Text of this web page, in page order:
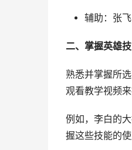
辅助：张
二、掌握英雄
熟悉并掌握所
观看教学视频
例如，李白的
握这些技能的